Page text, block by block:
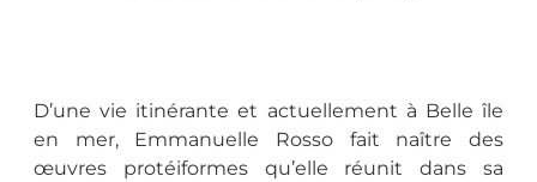
D’une vie itinérante et actuellement à Belle île
en mer, Emmanuelle Rosso fait naître des
œuvres protéiformes qu’elle réunit dans sa